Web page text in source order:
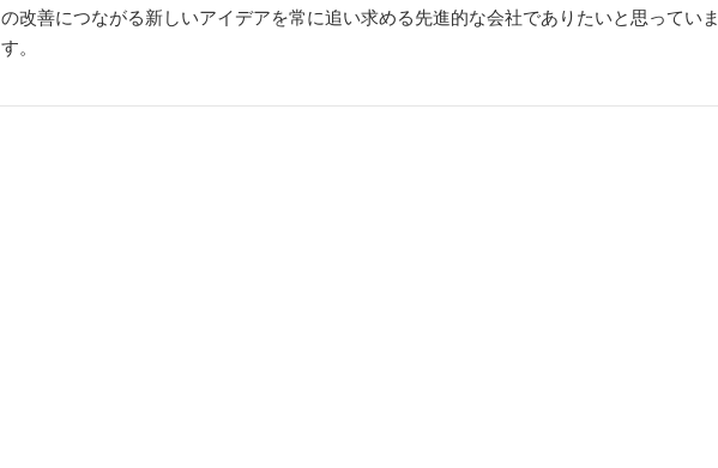
の改善につながる新しいアイデアを常に追い求める先進的な会社でありたいと思っていま
す。